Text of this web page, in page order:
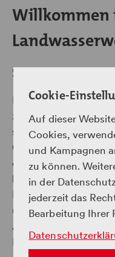
Willkommen
So viel Schweiz
Die Landwasserwelt
zeigt die Vielfalt
spektakulären
Graubündens und
eingebettet in die
bildet das Zentrum
Erlebniswelten Bahn,
und Wasser
Abenteuer für Gross
Landwasserwelt!
Cookie-
Auf dieser
Cookies,
und Kampagnen
zu können.
in der
jederzeit das
Bearbeitung Ihrer